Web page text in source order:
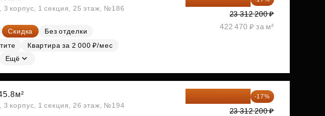
корпус, 1 секция, 25 этаж, №186
Скидка
Без отделки
Квартира за 2 000 ₽/мес
Ещё
23 312 200 ₽
422 470 ₽ за м²
корпус, 1 секция, 26 этаж, №194
-17%
23 312 200 ₽